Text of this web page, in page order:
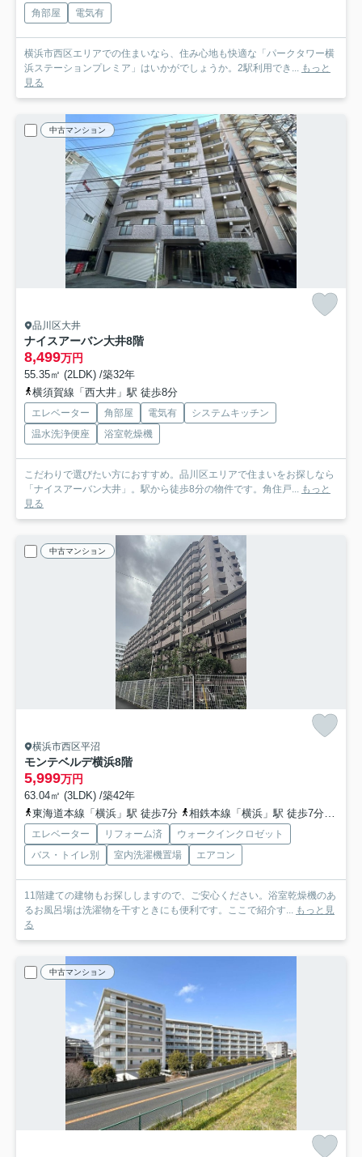
角部屋 電気有
横浜市西区エリアでの住まいなら、住み心地も快適な「パークタワー横
浜ステーションプレミア」はいかがでしょうか。2駅利用でき... もっと
見る
中古マンション
品川区大井
ナイスアーバン大井8階
8,499万円
55.35㎡ (2LDK) /築32年
横須賀線「西大井」駅 徒歩8分
エレベーター 角部屋 電気有
システムキッチン
温水洗浄便座
浴室乾燥機
こだわりで選びたい方におすすめ。品川区エリアで住まいをお探しなら
「ナイスアーバン大井」。駅から徒歩8分の物件です。角住戸... もっと
見る
中古マンション
横浜市西区平沼
モンテベルデ横浜8階
5,999万円
63.04㎡ (3LDK) /築42年
東海道本線「横浜」駅 徒歩7分
相鉄本線「横浜」駅 徒歩7分
エレベーター リフォーム済
ウォークインクロゼット
バス・トイレ別
室内洗濯機置場 エアコン
11階建ての建物もお探ししますので、ご安心ください。浴室乾燥機のあ
るお風呂場は洗濯物を干すときにも便利です。ここで紹介す... もっと見
る
中古マンション